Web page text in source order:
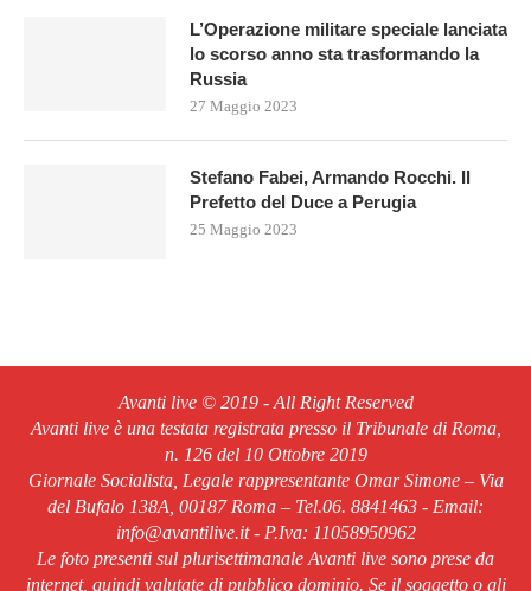
L’Operazione militare speciale lanciata
lo scorso anno sta trasformando la
Russia
27 Maggio 2023
Stefano Fabei, Armando Rocchi. Il
Prefetto del Duce a Perugia
25 Maggio 2023
Avanti live © 2019 - All Right Reserved
Avanti live è una testata registrata presso il Tribunale di Roma,
n. 126 del 10 Ottobre 2019
Giornale Socialista, Legale rappresentante Omar Simone – Via
del Bufalo 138A, 00187 Roma – Tel.06. 8841463 - Email:
info@avantilive.it - P.Iva: 11058950962
Le foto presenti sul plurisettimanale Avanti live sono prese da
internet, quindi valutate di pubblico dominio. Se il soggetto o gli